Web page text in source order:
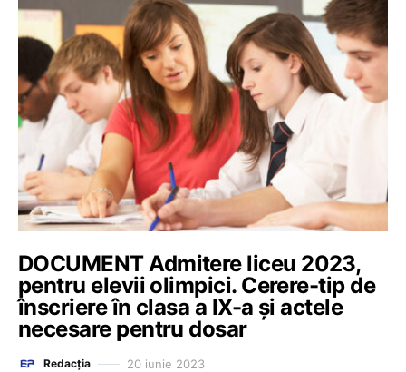
DOCUMENT Admitere liceu 2023,
pentru elevii olimpici. Cerere-tip de
înscriere în clasa a IX-a și actele
necesare pentru dosar
Redacția 20 iunie 2023